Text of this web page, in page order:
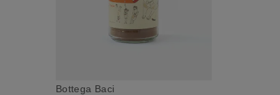
Bottega Baci